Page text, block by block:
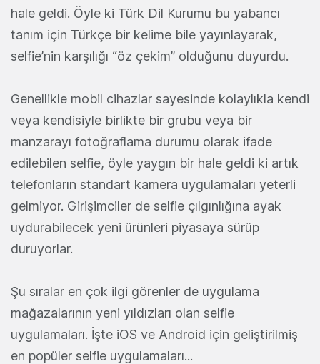
hale geldi. Öyle ki Türk Dil Kurumu bu yabancı
tanım için Türkçe bir kelime bile yayınlayarak,
selfie’nin karşılığı “öz çekim” olduğunu duyurdu.
Genellikle mobil cihazlar sayesinde kolaylıkla kendi
veya kendisiyle birlikte bir grubu veya bir
manzarayı fotoğraflama durumu olarak ifade
edilebilen selfie, öyle yaygın bir hale geldi ki artık
telefonların standart kamera uygulamaları yeterli
gelmiyor. Girişimciler de selfie çılgınlığına ayak
uydurabilecek yeni ürünleri piyasaya sürüp
duruyorlar.
Şu sıralar en çok ilgi görenler de uygulama
mağazalarının yeni yıldızları olan selfie
uygulamaları. İşte iOS ve Android için geliştirilmiş
en popüler selfie uygulamaları...